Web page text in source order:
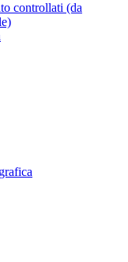
controllati (da